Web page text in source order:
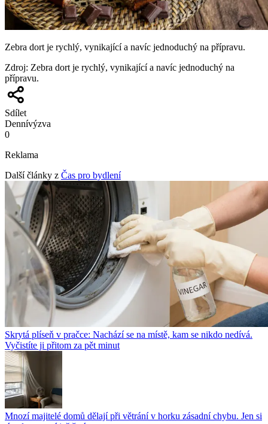
Zebra dort je rychlý, vynikající a navíc jednoduchý na přípravu.
Zdroj: Zebra dort je rychlý, vynikající a navíc jednoduchý na
přípravu.
Sdílet
Dennívýzva
0
Reklama
Další články z Čas pro bydlení
Skrytá plíseň v pračce: Nachází se na místě, kam se nikdo nedívá.
Vyčistíte ji přitom za pět minut
Mnozí majitelé domů dělají při větrání v horku zásadní chybu. Jen si